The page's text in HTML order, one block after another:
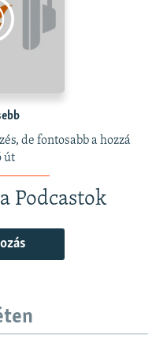
de fontosabb a hozzá
út
Podcastok